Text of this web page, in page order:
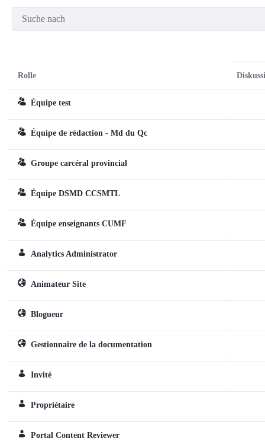
Rolle
TeamÉquipe test
TeamÉquipe de rédaction - Md du Qc
TeamGroupe carcéral provincial
TeamÉquipe DSMD CCSMTL
TeamÉquipe enseignants CUMF
Reguläre Rolle
Analytics Administrator
Sitespezifische Rolle
Animateur Site
Sitespezifische Rolle
Blogueur
Sitespezifische Rolle
Gestionnaire de la documentation
Reguläre Rolle
Invité
Reguläre Rolle
Propriétaire
Reguläre Rolle
Portal Content Reviewer